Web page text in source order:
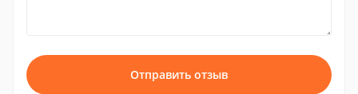
Отправить отзыв